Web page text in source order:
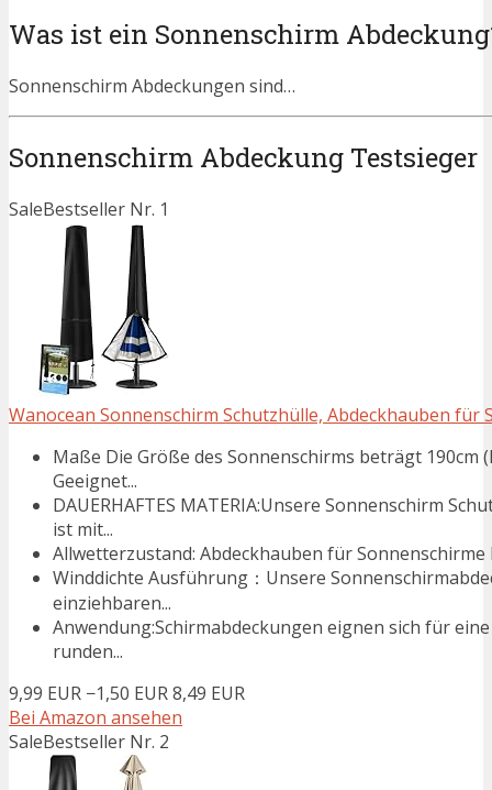
Was ist ein Sonnenschirm
Sonnenschirm Abdeckungen sind…
Sonnenschirm Abdeckung Testsieger
SaleBestseller Nr. 1
Wanocean Sonnenschirm Schutzhülle, Abdeckhauben für
Maße Die Größe des Sonnenschirms beträgt 190cm
Geeignet...
DAUERHAFTES MATERIA:Unsere Sonnenschirm
ist mit...
Allwetterzustand: Abdeckhauben für
Winddichte Ausführung：Unsere
einziehbaren...
Anwendung:Schirmabdeckungen eignen sich für
runden...
9,99 EUR −1,50 EUR8,49 EUR
Bei Amazon ansehen
SaleBestseller Nr. 2